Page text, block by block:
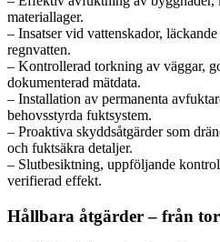
materiallager.
– Insatser vid vattenskador,
regnvatten.
– Kontrollerad torkning av väggar,
dokumenterad mätdata.
– Installation av permanenta
behovsstyrda fuktsystem.
– Proaktiva skyddsåtgärder som
och fuktsäkra detaljer.
– Slutbesiktning, uppföljande
verifierad effekt.
Hållbara åtgärder – från